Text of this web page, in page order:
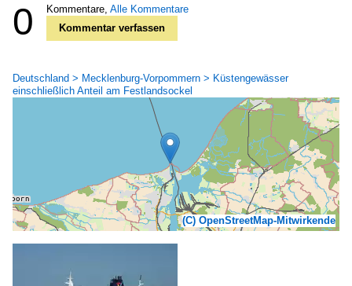
0 Kommentare, Alle Kommentare
Kommentar verfassen
Deutschland > Mecklenburg-Vorpommern > Küstengewässer
einschließlich Anteil am Festlandsockel
(C) OpenStreetMap-Mitwirkende